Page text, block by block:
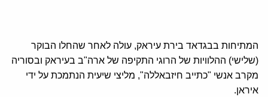
המתיחות בבגדאד בירת עיראק, עולה לאחר שהחלו הבוקר
(שלישי) ההלוויות של הרוגי התקיפה של ארה"ב בעיראק ובסוריה
מקרב אנשי "כתייב חיזבאללה", מליצי שיעית הנתמכת על ידי
איראן.